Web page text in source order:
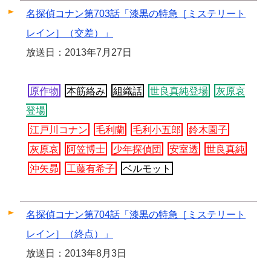
名探偵コナン第703話「漆黒の特急［ミステリート
レイン］（交差）」
放送日：2013年7月27日
原作物 本筋絡み 組織話 世良真純登場
灰原哀
登場
江戸川コナン
毛利蘭 毛利小五郎
鈴木園子
灰原哀
阿笠博士 少年探偵団 安室透
世良真純
沖矢昴
工藤有希子 ベルモット
名探偵コナン第704話「漆黒の特急［ミステリート
レイン］（終点）」
放送日：2013年8月3日